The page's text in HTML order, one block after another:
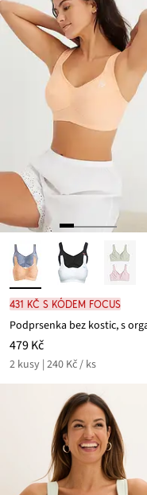
431 Kč s kódem FOCUS
479 Kč
2 kusy | 240 Kč / ks